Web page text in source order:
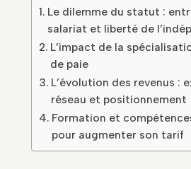
Le dilemme du statut :
salariat et liberté de
L’impact de la
de paie
L’évolution des revenus :
réseau et positionnement
Formation et
pour augmenter son tarif